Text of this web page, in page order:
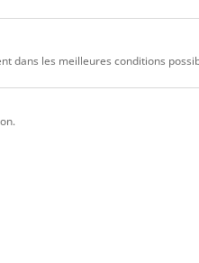
dans les meilleures conditions